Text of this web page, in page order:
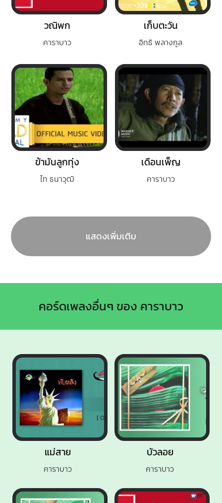
วณิพก
คาราบาว
เก็บตะวัน
อิทธิ พลางกูล
ข้ามันลูกทุ่ง
ไท ธนาวุฒิ
เดือนเพ็ญ
คาราบาว
แสดงเพิ่มเติม
คอร์ดเพลงอื่นๆ ของ คาราบาว
แม่สาย
คาราบาว
บัวลอย
คาราบาว